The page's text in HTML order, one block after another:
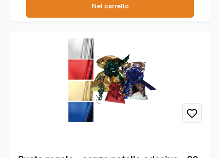
Nel carrello